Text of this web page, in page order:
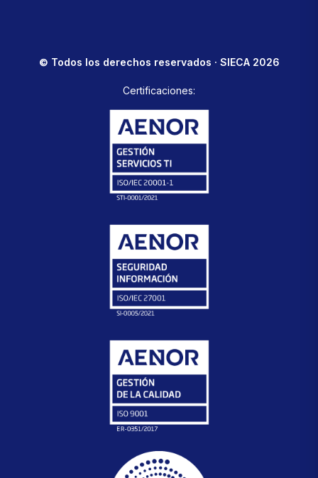
© Todos los derechos reservados · SIECA 2026
Certificaciones: